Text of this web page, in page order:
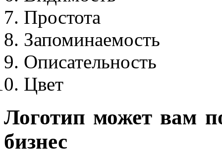
Простота
Запоминаемость
Описательность
Цвет
Логотип может вам
бизнес